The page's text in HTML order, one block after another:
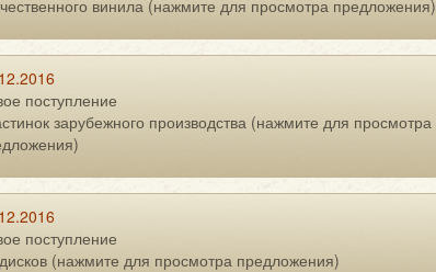
винила (нажмите для просмотра предложения)
поступление
зарубежного производства (нажмите для просмотра
поступление
(нажмите для просмотра предложения)